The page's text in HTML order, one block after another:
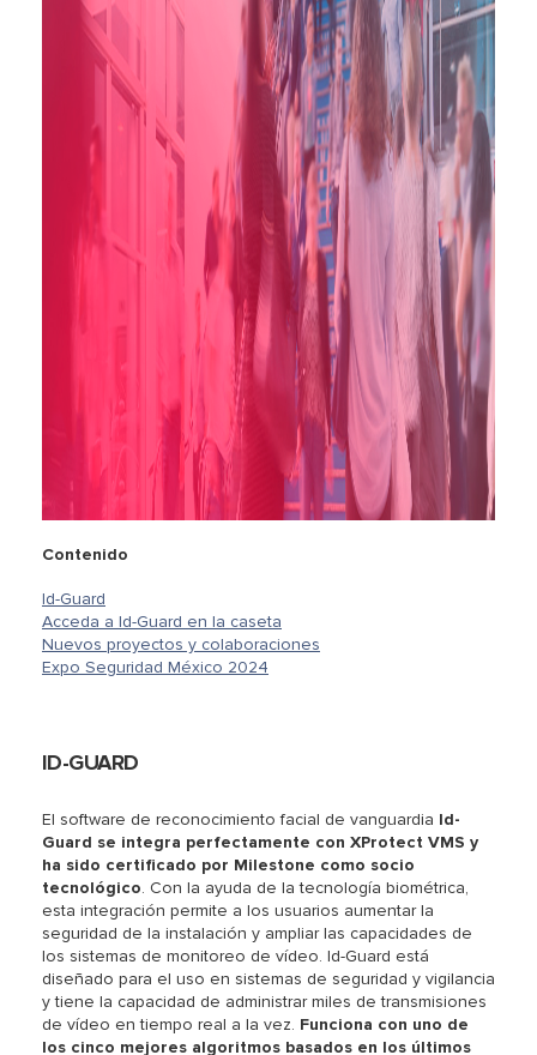
Contenido
Id-Guard
Acceda a Id-Guard en la caseta
Nuevos proyectos y colaboraciones
Expo Seguridad México 2024
ID-GUARD
El software de reconocimiento facial de vanguardia Id-
Guard se integra perfectamente con XProtect VMS y
ha sido certificado por Milestone como socio
tecnológico. Con la ayuda de la tecnología biométrica,
esta integración permite a los usuarios aumentar la
seguridad de la instalación y ampliar las capacidades de
los sistemas de monitoreo de vídeo. Id-Guard está
diseñado para el uso en sistemas de seguridad y vigilancia
y tiene la capacidad de administrar miles de transmisiones
de vídeo en tiempo real a la vez. Funciona con uno de
los cinco mejores algoritmos basados en los últimos